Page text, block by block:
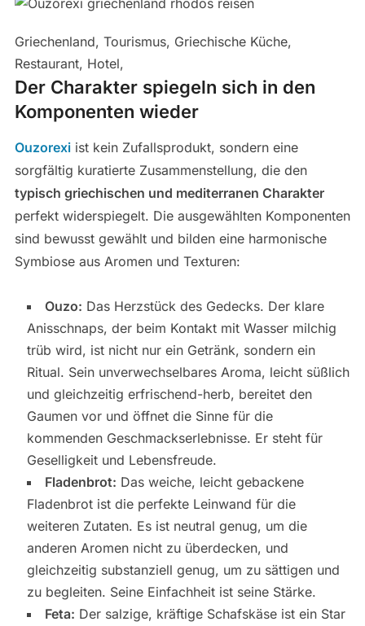
Griechenland, Tourismus, Griechische Küche,
Restaurant, Hotel,
Der Charakter spiegeln sich in den
Komponenten wieder
Ouzorexiist kein Zufallsprodukt, sondern eine
sorgfältig kuratierte Zusammenstellung, die den
typisch griechischen und mediterranen Charakter
perfekt widerspiegelt. Die ausgewählten Komponenten
sind bewusst gewählt und bilden eine harmonische
Symbiose aus Aromen und Texturen:
Ouzo: Das Herzstück des Gedecks. Der klare
Anisschnaps, der beim Kontakt mit Wasser milchig
trüb wird, ist nicht nur ein Getränk, sondern ein
Ritual. Sein unverwechselbares Aroma, leicht süßlich
und gleichzeitig erfrischend-herb, bereitet den
Gaumen vor und öffnet die Sinne für die
kommenden Geschmackserlebnisse. Er steht für
Geselligkeit und Lebensfreude.
Fladenbrot: Das weiche, leicht gebackene
Fladenbrot ist die perfekte Leinwand für die
weiteren Zutaten. Es ist neutral genug, um die
anderen Aromen nicht zu überdecken, und
gleichzeitig substanziell genug, um zu sättigen und
zu begleiten. Seine Einfachheit ist seine Stärke.
Feta: Der salzige, kräftige Schafskäse ist ein Star